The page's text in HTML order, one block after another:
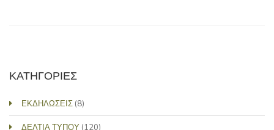
ΚΑΤΗΓΟΡΙΕΣ
ΕΚΔΗΛΩΣΕΙΣ (8)
ΔΕΛΤΙΑ ΤΥΠΟΥ (120)